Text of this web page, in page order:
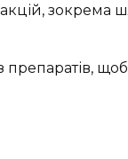
зокрема
препаратів,